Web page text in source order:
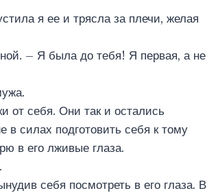
я ее и трясла за плечи, желая
– Я была до тебя! Я первая, а не
от себя. Они так и остались
силах подготовить себя к тому
в его лживые глаза.
себя посмотреть в его глаза. В